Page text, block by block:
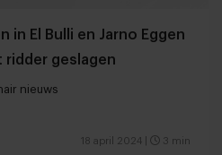
in El Bulli en Jarno Eggen
geslagen
nieuws
18 april 2024 3 min